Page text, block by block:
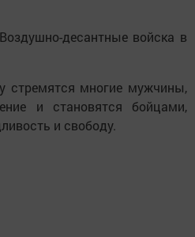
десантные войска в
стремятся многие мужчины,
и становятся бойцами,
и свободу.